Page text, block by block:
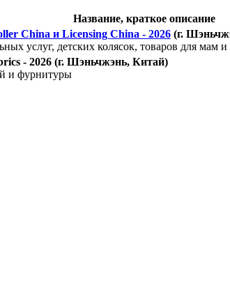
Название, краткое описание
China и Licensing China - 2026 (г.
услуг, детских колясок, товаров для мам
- 2026 (г. Шэньчжэнь, Китай)
и фурнитуры